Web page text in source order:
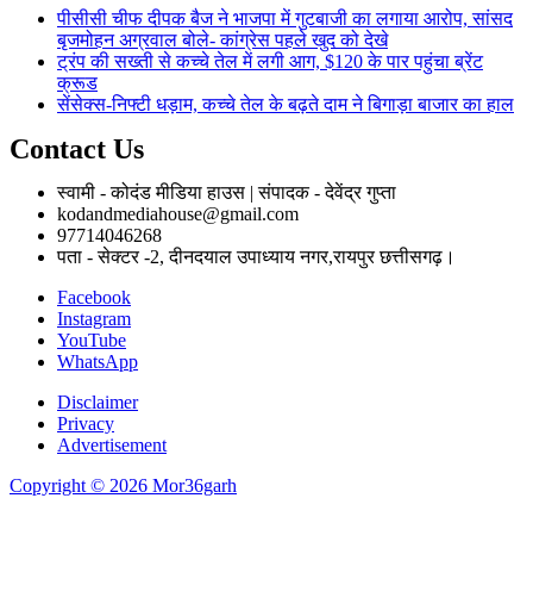
पीसीसी चीफ दीपक बैज ने भाजपा में गुटबाजी का लगाया आरोप, सांसद
बृजमोहन अग्रवाल बोले- कांग्रेस पहले खुद को देखे
ट्रंप की सख्ती से कच्चे तेल में लगी आग, $120 के पार पहुंचा ब्रेंट
क्रूड
सेंसेक्स-निफ्टी धड़ाम, कच्चे तेल के बढ़ते दाम ने बिगाड़ा बाजार का हाल
Contact Us
स्वामी - कोदंड मीडिया हाउस | संपादक - देवेंद्र गुप्ता
kodandmediahouse@gmail.com
97714046268
पता - सेक्टर -2, दीनदयाल उपाध्याय नगर,रायपुर छत्तीसगढ़।
Facebook
Instagram
YouTube
WhatsApp
Disclaimer
Privacy
Advertisement
Copyright © 2026 Mor36garh